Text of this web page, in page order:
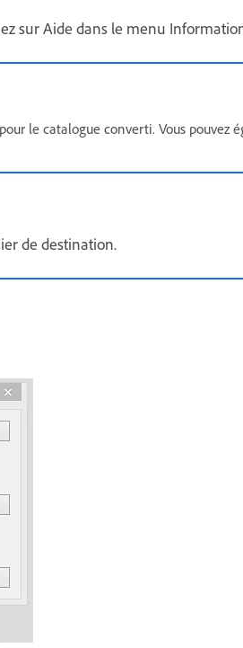
sur Aide dans le menu
le catalogue converti. Vous pouvez
de destination.